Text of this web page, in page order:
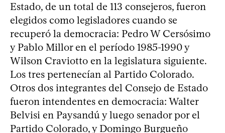
Estado, de un total de 113 consejeros, fueron
elegidos como legisladores cuando se
recuperó la democracia: Pedro W Cersósimo
y Pablo Millor en el período 1985-1990 y
Wilson Craviotto en la legislatura siguiente.
Los tres pertenecían al Partido Colorado.
Otros dos integrantes del Consejo de Estado
fueron intendentes en democracia: Walter
Belvisi en Paysandú y luego senador por el
Partido Colorado, y Domingo Burgueño